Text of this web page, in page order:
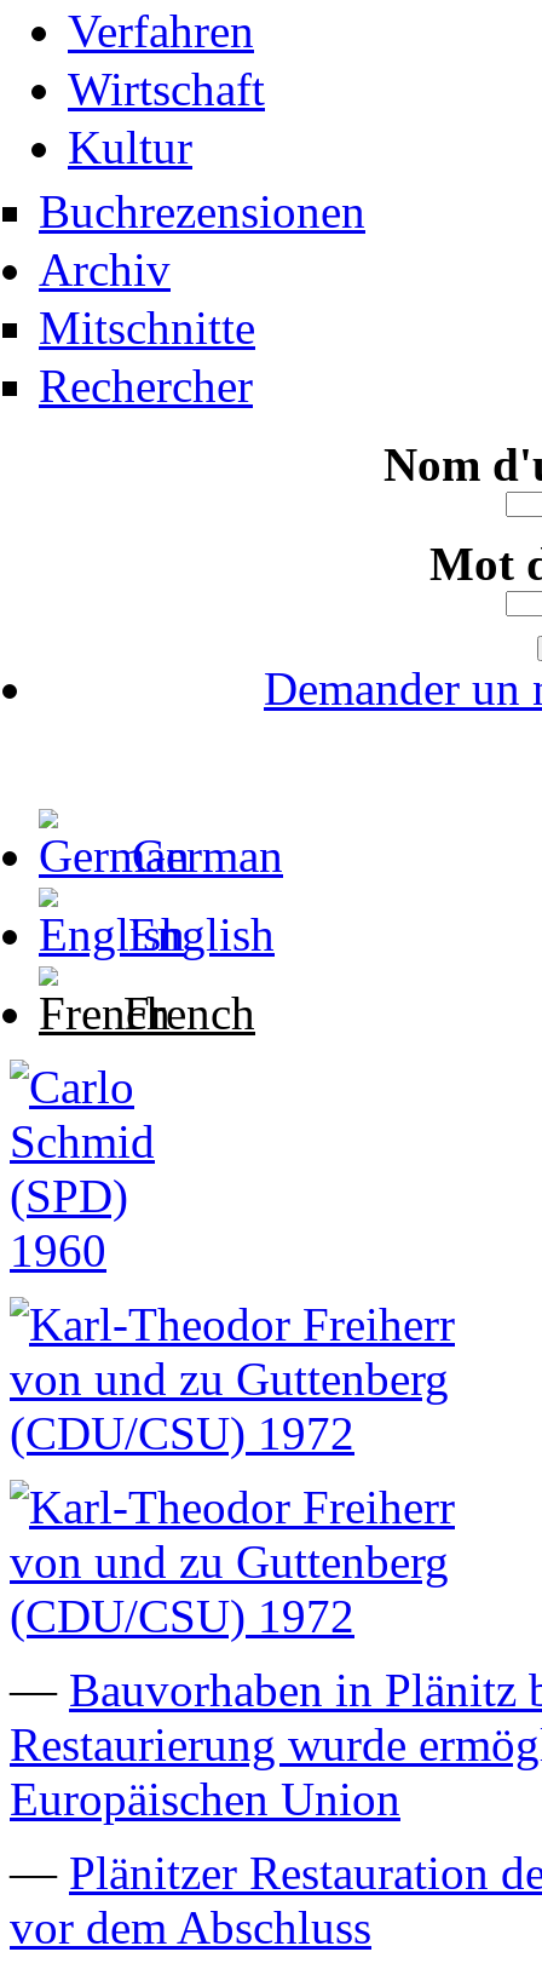
Verfahren
Wirtschaft
Kultur
Buchrezensionen
Archiv
Mitschnitte
Rechercher
Nom
Mot
Demander un
German
English
French
— Bauvorhaben in Plänitz
Restaurierung wurde
Europäischen Union
— Plänitzer Restauration
vor dem Abschluss